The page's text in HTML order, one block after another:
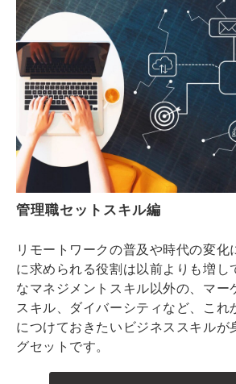
管理職セットスキル編
リモートワークの普及や時代の変化
に求められる役割は以前よりも増し
なマネジメントスキル以外の、マー
スキル、ダイバーシティなど、これ
につけておきたいビジネススキルが
グセットです。